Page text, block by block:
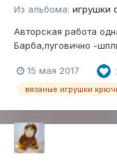
Из альбома: игрушки
Авторская работа
Барба,пуговично -
15 мая 2017
вязаные игрушки